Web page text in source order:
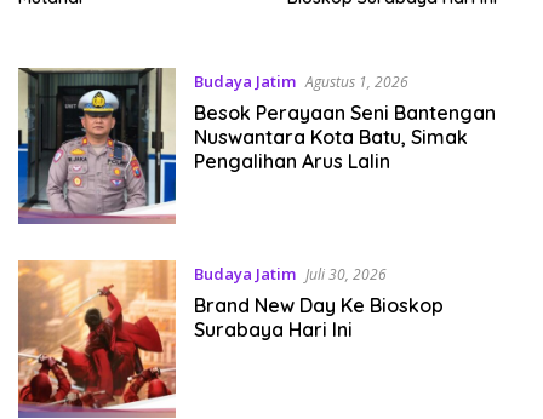
Budaya Jatim Agustus 1, 2026
Besok Perayaan Seni Bantengan
Nuswantara Kota Batu, Simak
Pengalihan Arus Lalin
Budaya Jatim Juli 30, 2026
Brand New Day Ke Bioskop
Surabaya Hari Ini